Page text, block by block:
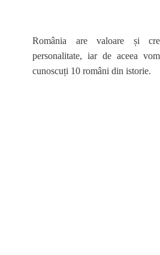
România are valoare și
personalitate, iar de aceea
cunoscuți 10 români din istorie.